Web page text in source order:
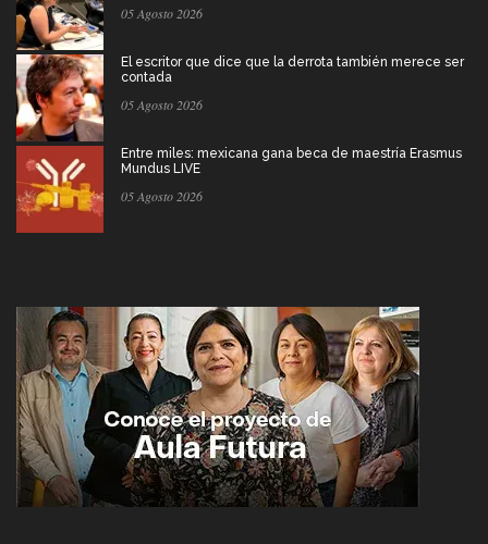
05 Agosto 2026
El escritor que dice que la derrota también merece ser
contada
05 Agosto 2026
Entre miles: mexicana gana beca de maestría Erasmus
Mundus LIVE
05 Agosto 2026